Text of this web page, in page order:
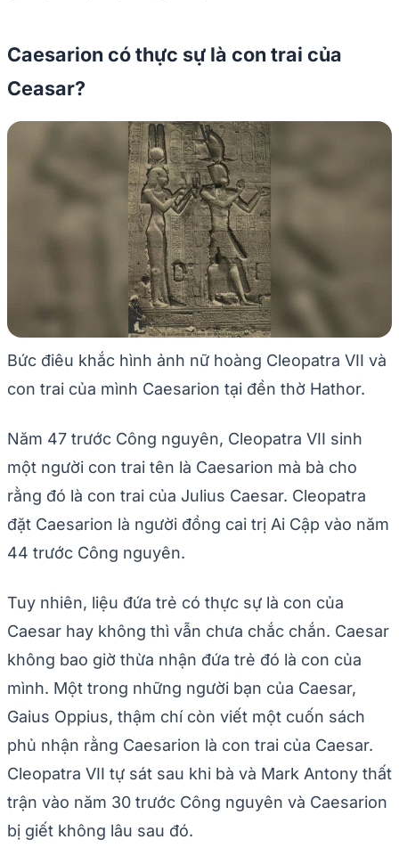
Caesarion có thực sự là con trai của
Ceasar?
Bức điêu khắc hình ảnh nữ hoàng Cleopatra VII và
con trai của mình Caesarion tại đền thờ Hathor.
Năm 47 trước Công nguyên, Cleopatra VII sinh
một người con trai tên là Caesarion mà bà cho
rằng đó là con trai của Julius Caesar. Cleopatra
đặt Caesarion là người đồng cai trị Ai Cập vào năm
44 trước Công nguyên.
Tuy nhiên, liệu đứa trẻ có thực sự là con của
Caesar hay không thì vẫn chưa chắc chắn. Caesar
không bao giờ thừa nhận đứa trẻ đó là con của
mình. Một trong những người bạn của Caesar,
Gaius Oppius, thậm chí còn viết một cuốn sách
phủ nhận rằng Caesarion là con trai của Caesar.
Cleopatra VII tự sát sau khi bà và Mark Antony thất
trận vào năm 30 trước Công nguyên và Caesarion
bị giết không lâu sau đó.